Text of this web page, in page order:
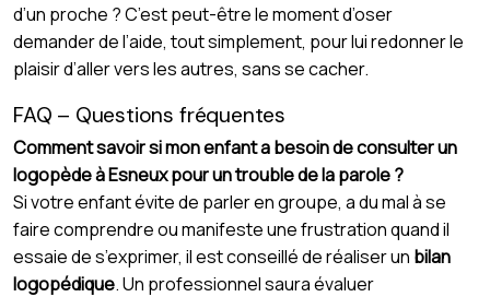
d’un proche ? C’est peut-être le moment d’oser
demander de l’aide, tout simplement, pour lui redonner le
plaisir d’aller vers les autres, sans se cacher.
FAQ – Questions fréquentes
Comment savoir si mon enfant a besoin de consulter un
logopède à Esneux pour un trouble de la parole ?
Si votre enfant évite de parler en groupe, a du mal à se
faire comprendre ou manifeste une frustration quand il
essaie de s’exprimer, il est conseillé de réaliser un bilan
logopédique. Un professionnel saura évaluer